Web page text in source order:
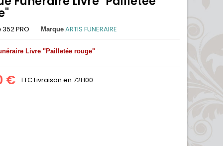
352 PRO Marque ARTIS FUNERAIRE
Livre "Pailletée rouge"
€ TTCLivraison en 72H00